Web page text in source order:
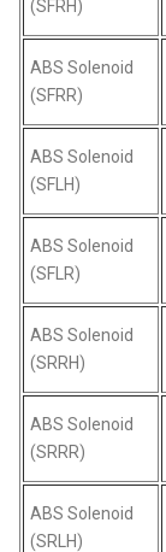
(SFRH)
ABS Solenoid
(SFRR)
ABS Solenoid
(SFLH)
ABS Solenoid
(SFLR)
ABS Solenoid
(SRRH)
ABS Solenoid
(SRRR)
ABS Solenoid
(SRLH)